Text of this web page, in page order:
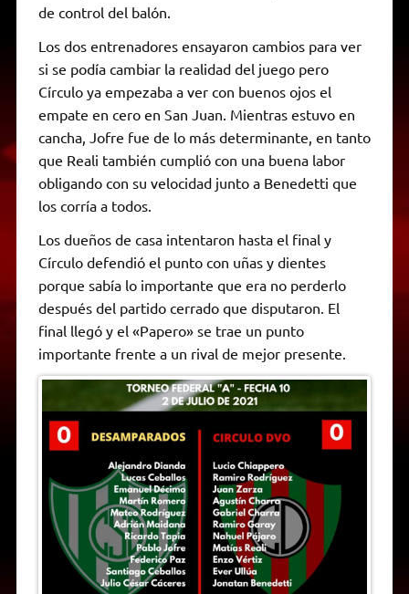
de control del balón.
Los dos entrenadores ensayaron cambios para ver
si se podía cambiar la realidad del juego pero
Círculo ya empezaba a ver con buenos ojos el
empate en cero en San Juan. Mientras estuvo en
cancha, Jofre fue de lo más determinante, en tanto
que Reali también cumplió con una buena labor
obligando con su velocidad junto a Benedetti que
los corría a todos.
Los dueños de casa intentaron hasta el final y
Círculo defendió el punto con uñas y dientes
porque sabía lo importante que era no perderlo
después del partido cerrado que disputaron. El
final llegó y el «Papero» se trae un punto
importante frente a un rival de mejor presente.